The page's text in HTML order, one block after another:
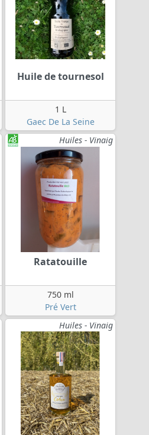
Huile de tournesol
1 L
Gaec De La Seine
Huiles - Vinaig
Ratatouille
750 ml
Pré Vert
Huiles - Vinaig